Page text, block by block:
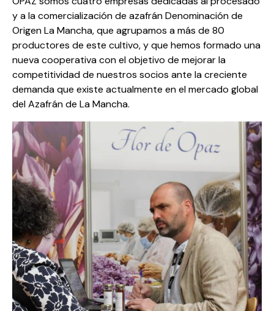
y a la comercialización de azafrán Denominación de
Origen La Mancha, que agrupamos a más de 80
productores de este cultivo, y que hemos formado una
nueva cooperativa con el objetivo de mejorar la
competitividad de nuestros socios ante la creciente
demanda que existe actualmente en el mercado global
del Azafrán de La Mancha.